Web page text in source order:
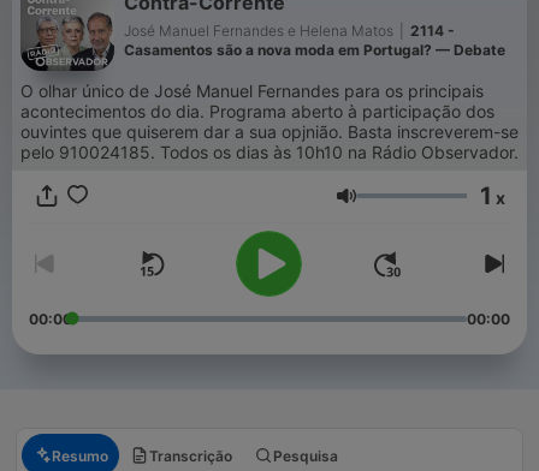
José Manuel Fernandes e Helena Matos
2114 -
Casamentos são a nova moda em Portugal? — Debate
O olhar único de José Manuel Fernandes para os principais
acontecimentos do dia. Programa aberto à participação dos
ouvintes que quiserem dar a sua opjnião. Basta inscreverem-se
pelo 910024185. Todos os dias às 10h10 na Rádio Observador.
Volume 1 x
00:00 00:00
Resumo Transcrição Pesquisa